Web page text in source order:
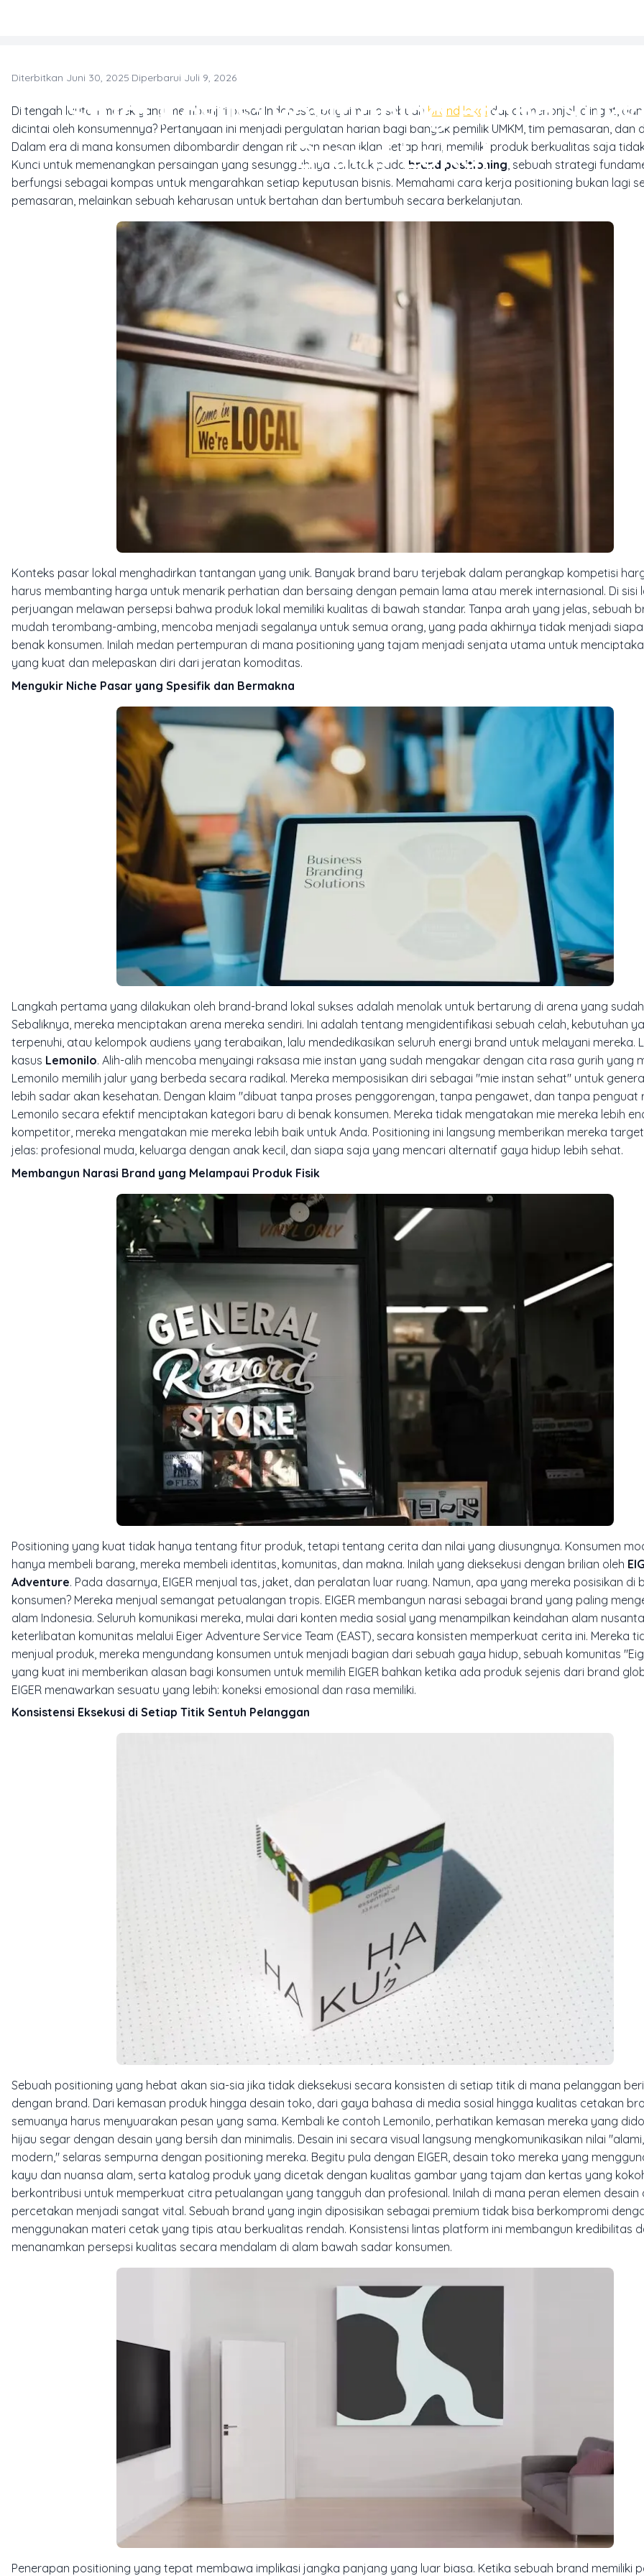
Studi Kasus: Positioning Brand
Brand Lokal
Diterbitkan Juni 30, 2025·Diperbarui Juli 9, 2026
Di tengah lautan merek yang membanjiri pasar Indonesia, bagaimana sebuah brand lokal dapat menonjol, diingat,
dicintai oleh konsumennya? Pertanyaan ini menjadi pergulatan harian bagi banyak pemilik UMKM, tim pemasaran, dan
Dalam era di mana konsumen dibombardir dengan ribuan pesan iklan setiap hari, memiliki produk berkualitas saja
Kunci untuk memenangkan persaingan yang sesungguhnya terletak pada brand positioning, sebuah strategi
berfungsi sebagai kompas untuk mengarahkan setiap keputusan bisnis. Memahami cara kerja positioning bukan lagi
pemasaran, melainkan sebuah keharusan untuk bertahan dan bertumbuh secara berkelanjutan.
Konteks pasar lokal menghadirkan tantangan yang unik. Banyak brand baru terjebak dalam perangkap kompetisi
harus membanting harga untuk menarik perhatian dan bersaing dengan pemain lama atau merek internasional. Di sisi
perjuangan melawan persepsi bahwa produk lokal memiliki kualitas di bawah standar. Tanpa arah yang jelas, sebuah
mudah terombang-ambing, mencoba menjadi segalanya untuk semua orang, yang pada akhirnya tidak menjadi
benak konsumen. Inilah medan pertempuran di mana positioning yang tajam menjadi senjata utama untuk
yang kuat dan melepaskan diri dari jeratan komoditas.
Mengukir Niche Pasar yang Spesifik dan Bermakna
Langkah pertama yang dilakukan oleh brand-brand lokal sukses adalah menolak untuk bertarung di arena yang
Sebaliknya, mereka menciptakan arena mereka sendiri. Ini adalah tentang mengidentifikasi sebuah celah, kebutuhan
terpenuhi, atau kelompok audiens yang terabaikan, lalu mendedikasikan seluruh energi brand untuk melayani mereka.
kasus Lemonilo. Alih-alih mencoba menyaingi raksasa mie instan yang sudah mengakar dengan cita rasa gurih yang
Lemonilo memilih jalur yang berbeda secara radikal. Mereka memposisikan diri sebagai "mie instan sehat" untuk
lebih sadar akan kesehatan. Dengan klaim "dibuat tanpa proses penggorengan, tanpa pengawet, dan tanpa penguat
Lemonilo secara efektif menciptakan kategori baru di benak konsumen. Mereka tidak mengatakan mie mereka lebih
kompetitor, mereka mengatakan mie mereka lebih baik untuk Anda. Positioning ini langsung memberikan mereka
jelas: profesional muda, keluarga dengan anak kecil, dan siapa saja yang mencari alternatif gaya hidup lebih sehat.
Membangun Narasi Brand yang Melampaui Produk Fisik
Positioning yang kuat tidak hanya tentang fitur produk, tetapi tentang cerita dan nilai yang diusungnya. Konsumen
hanya membeli barang, mereka membeli identitas, komunitas, dan makna. Inilah yang dieksekusi dengan brilian oleh
Adventure. Pada dasarnya, EIGER menjual tas, jaket, dan peralatan luar ruang. Namun, apa yang mereka posisikan di
konsumen? Mereka menjual semangat petualangan tropis. EIGER membangun narasi sebagai brand yang paling
alam Indonesia. Seluruh komunikasi mereka, mulai dari konten media sosial yang menampilkan keindahan alam
keterlibatan komunitas melalui Eiger Adventure Service Team (EAST), secara konsisten memperkuat cerita ini. Mereka
menjual produk, mereka mengundang konsumen untuk menjadi bagian dari sebuah gaya hidup, sebuah komunitas
yang kuat ini memberikan alasan bagi konsumen untuk memilih EIGER bahkan ketika ada produk sejenis dari brand
EIGER menawarkan sesuatu yang lebih: koneksi emosional dan rasa memiliki.
Konsistensi Eksekusi di Setiap Titik Sentuh Pelanggan
Sebuah positioning yang hebat akan sia-sia jika tidak dieksekusi secara konsisten di setiap titik di mana pelanggan
dengan brand. Dari kemasan produk hingga desain toko, dari gaya bahasa di media sosial hingga kualitas cetakan
semuanya harus menyuarakan pesan yang sama. Kembali ke contoh Lemonilo, perhatikan kemasan mereka yang
hijau segar dengan desain yang bersih dan minimalis. Desain ini secara visual langsung mengkomunikasikan nilai
modern," selaras sempurna dengan positioning mereka. Begitu pula dengan EIGER, desain toko mereka yang
kayu dan nuansa alam, serta katalog produk yang dicetak dengan kualitas gambar yang tajam dan kertas yang
berkontribusi untuk memperkuat citra petualangan yang tangguh dan profesional. Inilah di mana peran elemen desain
percetakan menjadi sangat vital. Sebuah brand yang ingin diposisikan sebagai premium tidak bisa berkompromi
menggunakan materi cetak yang tipis atau berkualitas rendah. Konsistensi lintas platform ini membangun kredibilitas
menanamkan persepsi kualitas secara mendalam di alam bawah sadar konsumen.
Penerapan positioning yang tepat membawa implikasi jangka panjang yang luar biasa. Ketika sebuah brand memiliki